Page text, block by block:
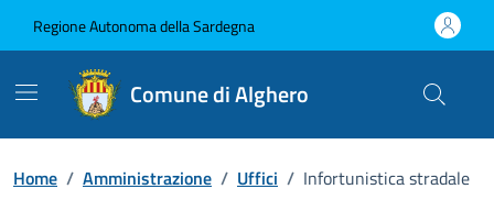
Regione Autonoma della Sardegna
Comune di Alghero
Home / Amministrazione / Uffici / Infortunistica stradale